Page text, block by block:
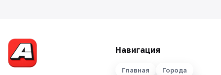
Навигация
Главная
Города